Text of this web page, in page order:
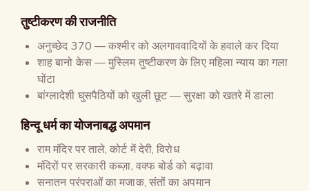
तुष्टीकरण की राजनीति
अनुच्छेद 370 — कश्मीर को अलगाववादियों के हवाले कर दिया
शाह बानो केस — मुस्लिम तुष्टीकरण के लिए महिला न्याय का गला
घोंटा
बांग्लादेशी घुसपैठियों को खुली छूट — सुरक्षा को खतरे में डाला
हिन्दू धर्म का योजनाबद्ध अपमान
राम मंदिर पर ताले, कोर्ट में देरी, विरोध
मंदिरों पर सरकारी कब्ज़ा, वक्फ बोर्ड को बढ़ावा
सनातन परंपराओं का मजाक, संतों का अपमान